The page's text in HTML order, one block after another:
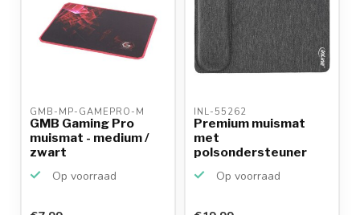
GMB-MP-GAMEPRO-M
GMB Gaming Pro
muismat - medium /
zwart
Op voorraad
INL-55262
Premium muismat
met
polsondersteuner
Op voorraad